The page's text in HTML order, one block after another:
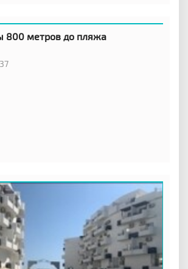
800 метров до пляжа